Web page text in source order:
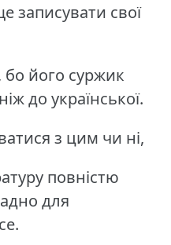
записувати свої
бо його суржик
до української.
з цим чи ні,
повністю
для